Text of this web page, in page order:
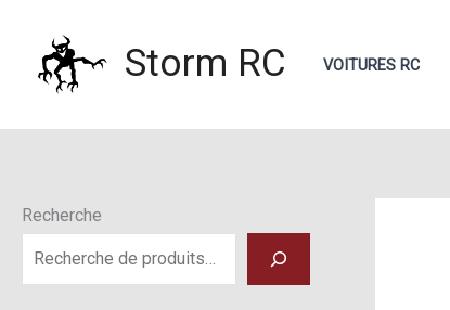
contenu
Storm RC VOITURES RC
Recherche